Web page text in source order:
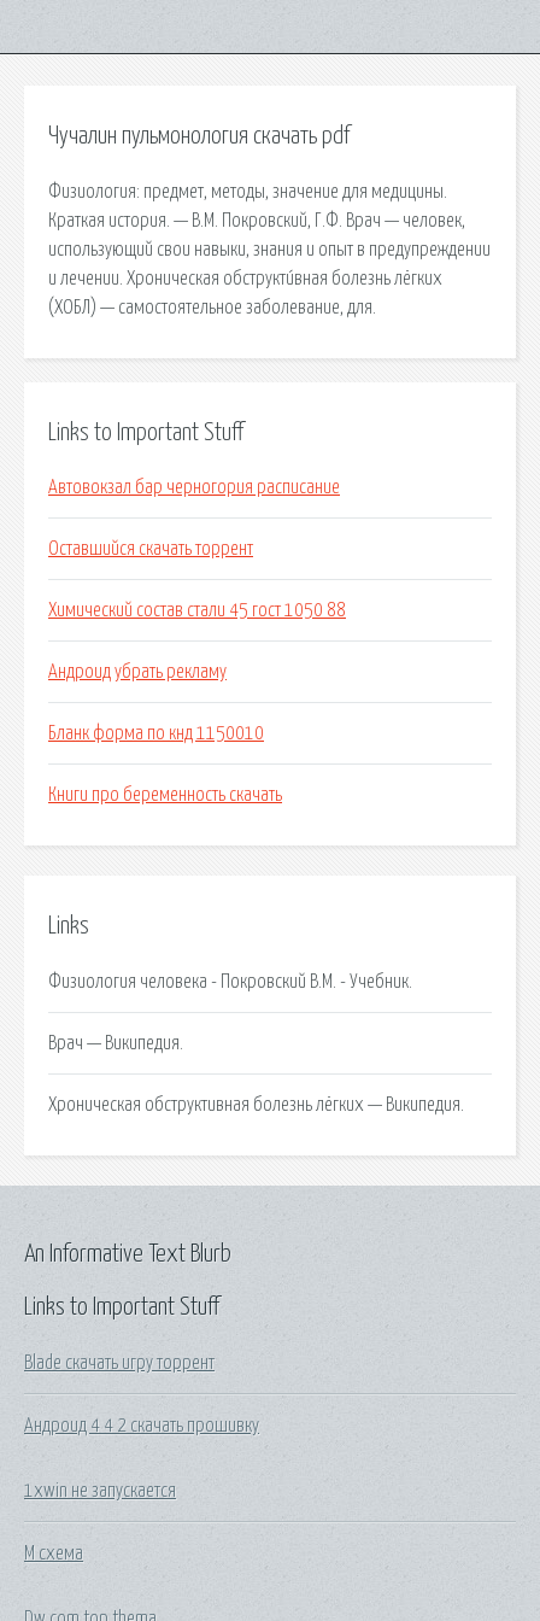
Чучалин пульмонология скачать pdf
Физиология: предмет, методы, значение для медицины.
Краткая история. — В.М. Покровский, Г.Ф. Врач — человек,
использующий свои навыки, знания и опыт в предупреждении
и лечении. Хроническая обструкти́вная болезнь лёгких
(ХОБЛ) — самостоятельное заболевание, для.
Links to Important Stuff
Автовокзал бар черногория расписание
Оставшийся скачать торрент
Химический состав стали 45 гост 1050 88
Андроид убрать рекламу
Бланк форма по кнд 1150010
Книги про беременность скачать
Links
Физиология человека - Покровский В.М. - Учебник.
Врач — Википедия.
Хроническая обструктивная болезнь лёгких — Википедия.
Links to Important Stuff
Blade скачать игру торрент
Андроид 4 4 2 скачать прошивку
1xwin не запускается
М схема
An Informative Text Blurb